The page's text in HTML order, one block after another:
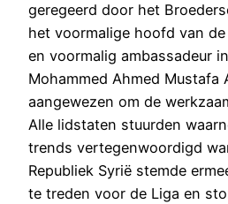
geregeerd door het
het voormalige hoofd van
en voormalig ambassadeur
Mohammed Ahmed Mustafa
aangewezen om de
Alle lidstaten stuurden
trends vertegenwoordigd
Republiek Syrië stemde
te treden voor de Liga en